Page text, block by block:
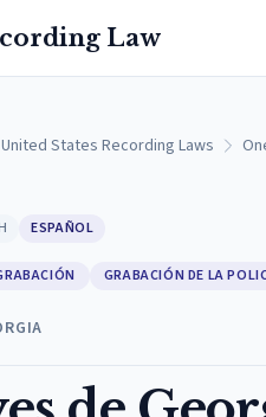
Law
United States Recording Laws
ESPAÑOL
GRABACIÓN DE LA